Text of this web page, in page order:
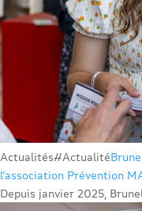
Actualités#Actualité
l’association Prévention
Depuis janvier 2025,